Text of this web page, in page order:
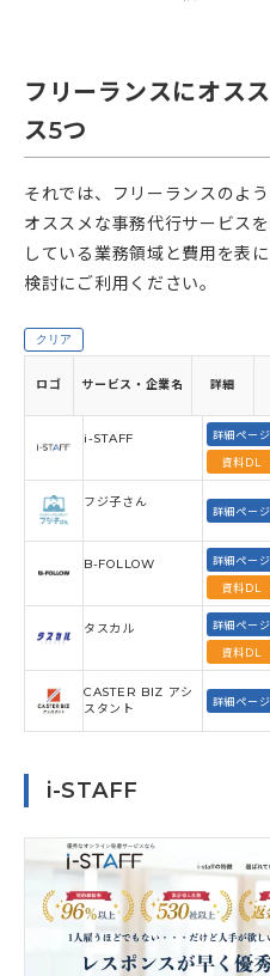
フリーランスにオス
ス5つ
それでは、フリーランスのよ
オススメな事務代行サービス
している業務領域と費用を表
検討にご利用ください。
クリア
ロゴ サービス・企業名 詳細
i-STAFF 詳細ページ
資料DL
フジ子さん
詳細ページ
B-FOLLOW 詳細ページ
資料DL
タスカル 詳細ページ
資料DL
CASTER BIZ アシ
スタント
詳細ページ
i-STAFF